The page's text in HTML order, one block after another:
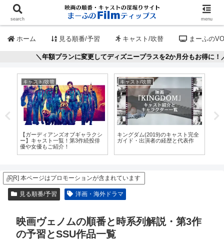
ホーム 見る順番/予習 キャスト/吹替 まーふの
プランに変更してディズニープラスを2か月分もお得に！／👈
キャスト/吹替
【ガーディアンズオブギャラクシ
ー】キャスト一覧！第3作続投俳
優や女優もご紹介！
キャスト/吹替
キングダム(2019)のキャスト完全
ガイド・出演者の経歴と代表作
[PR] 本ページはプロモーションが含まれています
見る順番/予習 洋画・海外ドラマ
映画ヴェノムの順番と時系列解説・第3作
の予習とSSU作品一覧
search menu